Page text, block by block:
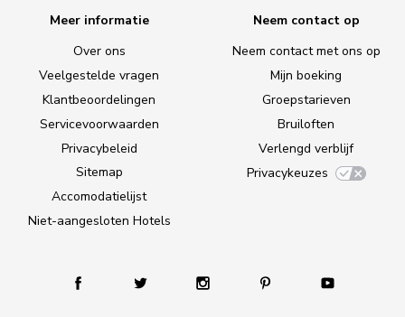
Meer informatie
Over ons
Veelgestelde vragen
Klantbeoordelingen
Servicevoorwaarden
Privacybeleid
Sitemap
Accomodatielijst
Niet-aangesloten Hotels
Neem contact op
Neem contact met ons op
Mijn boeking
Groepstarieven
Bruiloften
Verlengd verblijf
Privacykeuzes